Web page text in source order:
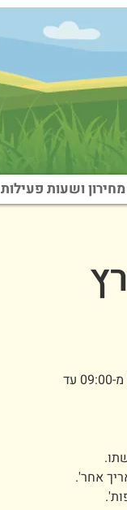
מחירון ושעות פעילות
אתם עומדים לרכוש כרטיסים לפארק ארץ הצבי - 2 במרץ כניסה החל מ-09:00 עד